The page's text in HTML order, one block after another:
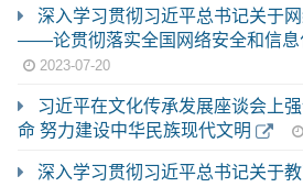
深入学习贯彻习近平总书记关于
——论贯彻落实全国网络安全和信息
2023-07-20
习近平在文化传承发展座谈会上
命 努力建设中华民族现代文明
深入学习贯彻习近平总书记关于